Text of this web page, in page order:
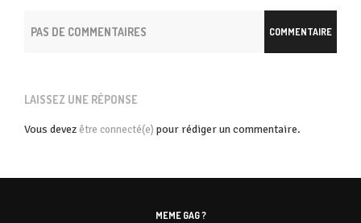
COMMENTAIRE
PAS DE COMMENTAIRES
LAISSEZ UNE RÉPONSE
Vous devez être connecté(e) pour rédiger un commentaire.
MEME GAG ?